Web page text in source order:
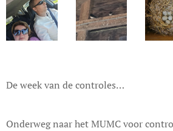
De week van de controles…
Onderweg naar het MUMC voor